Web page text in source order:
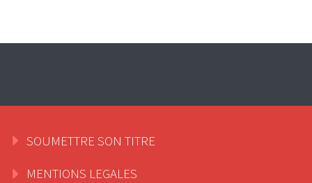
SOUMETTRE SON TITRE
MENTIONS LEGALES